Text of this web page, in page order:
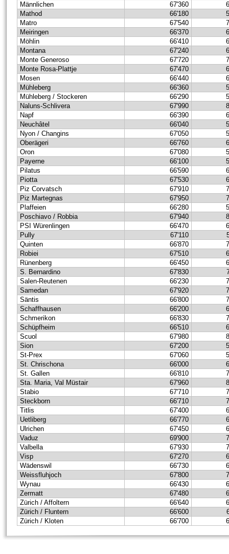
Männlichen
67'360
Mathod
66'180
Matro
67'540
Meiringen
66'370
Möhlin
66'410
Montana
67'240
Monte Generoso
67'720
Monte Rosa-Plattje
67'470
Mosen
66'440
Mühleberg
66'360
Mühleberg / Stockeren
66'290
Naluns-Schlivera
67'990
Napf
66'390
Neuchâtel
66'040
Nyon / Changins
67'050
Oberägeri
66'760
Oron
67'080
Payerne
66'100
Pilatus
66'590
Piotta
67'530
Piz Corvatsch
67'910
Piz Martegnas
67'950
Plaffeien
66'280
Poschiavo / Robbia
67'940
PSI Würenlingen
66'470
Pully
67'110
Quinten
66'870
Robiei
67'510
Rünenberg
66'450
S. Bernardino
67'830
Salen-Reutenen
66'230
Samedan
67'920
Säntis
66'800
Schaffhausen
66'200
Schmerikon
66'830
Schüpfheim
66'510
Scuol
67'980
Sion
67'200
St-Prex
67'060
St. Chrischona
66'000
St. Gallen
66'810
Sta. Maria, Val Müstair
67'960
Stabio
67'710
Steckborn
66'710
Titlis
67'400
Uetliberg
66'770
Ulrichen
67'450
Vaduz
69'900
Valbella
67'930
Visp
67'270
Wädenswil
66'730
Weissfluhjoch
67'800
Wynau
66'430
Zermatt
67'480
Zürich / Affoltern
66'640
Zürich / Fluntern
66'600
Zürich / Kloten
66'700